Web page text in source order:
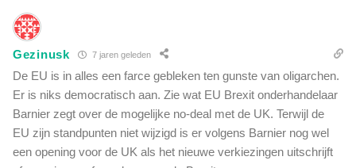
c
h
t
h
e
f
t
b
m
j
a
r
d
Gezinusk 7 jaren geleden
De EU is in alles een farce gebleken ten gunste van oligarchen.
Er is niks democratisch aan. Zie wat EU Brexit onderhandelaar
Barnier zegt over de mogelijke no-deal met de UK. Terwijl de
EU zijn standpunten niet wijzigd is er volgens Barnier nog wel
een opening voor de UK als het nieuwe verkiezingen uitschrijft